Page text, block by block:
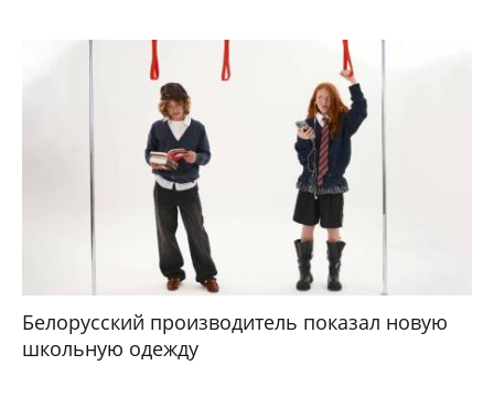
Белорусский производитель показал новую
школьную одежду